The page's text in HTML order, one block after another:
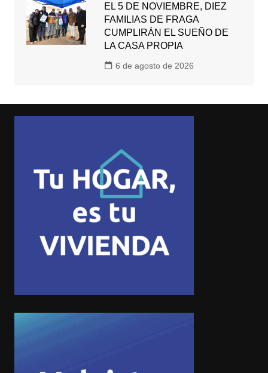
EL 5 DE NOVIEMBRE, DIEZ
FAMILIAS DE FRAGA
CUMPLIRÁN EL SUEÑO DE
LA CASA PROPIA
6 de agosto de 2026